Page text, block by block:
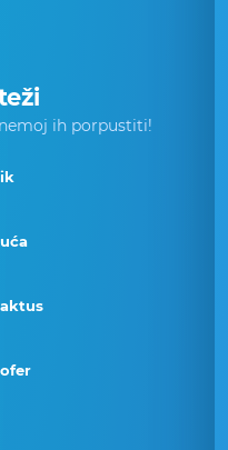
ih porpustiti!